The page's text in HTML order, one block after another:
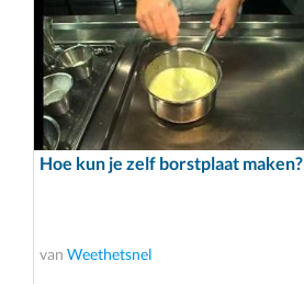
Hoe kun je zelf borstplaat maken?
van Weethetsnel